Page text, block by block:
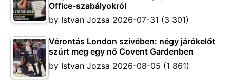
Office-szabályokról
by Istvan Jozsa 2026-07-31 (3 301)
Vérontás London szívében: négy járókelőt
szúrt meg egy nő Covent Gardenben
by Istvan Jozsa 2026-08-05 (1 861)